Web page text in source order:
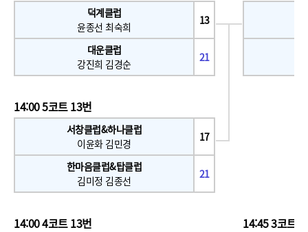
덕계클럽
윤종선 최숙희
13
대운클럽
강진희 김경순
21
14:00 5코트 13번
서창클럽&하나클럽
이윤화 김민경
17
한마음클럽&탑클럽
김미정 김종선
21
14:00 4코트 13번 14:45 3코트